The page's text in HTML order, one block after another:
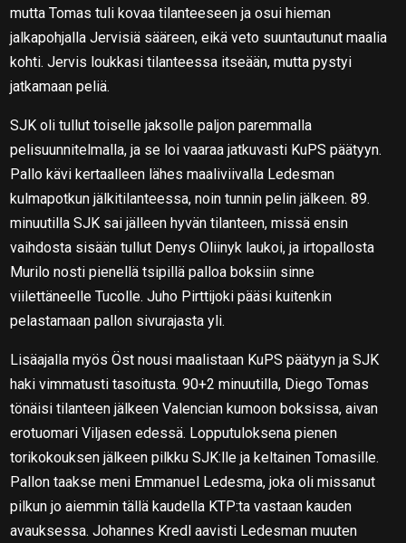
mutta Tomas tuli kovaa tilanteeseen ja osui hieman
jalkapohjalla Jervisiä sääreen, eikä veto suuntautunut maalia
kohti. Jervis loukkasi tilanteessa itseään, mutta pystyi
jatkamaan peliä.
SJK oli tullut toiselle jaksolle paljon paremmalla
pelisuunnitelmalla, ja se loi vaaraa jatkuvasti KuPS päätyyn.
Pallo kävi kertaalleen lähes maaliviivalla Ledesman
kulmapotkun jälkitilanteessa, noin tunnin pelin jälkeen. 89.
minuutilla SJK sai jälleen hyvän tilanteen, missä ensin
vaihdosta sisään tullut Denys Oliinyk laukoi, ja irtopallosta
Murilo nosti pienellä tsipillä palloa boksiin sinne
viilettäneelle Tucolle. Juho Pirttijoki pääsi kuitenkin
pelastamaan pallon sivurajasta yli.
Lisäajalla myös Öst nousi maalistaan KuPS päätyyn ja SJK
haki vimmatusti tasoitusta. 90+2 minuutilla, Diego Tomas
tönäisi tilanteen jälkeen Valencian kumoon boksissa, aivan
erotuomari Viljasen edessä. Lopputuloksena pienen
torikokouksen jälkeen pilkku SJK:lle ja keltainen Tomasille.
Pallon taakse meni Emmanuel Ledesma, joka oli missanut
pilkun jo aiemmin tällä kaudella KTP:ta vastaan kauden
avauksessa. Johannes Kredl aavisti Ledesman muuten